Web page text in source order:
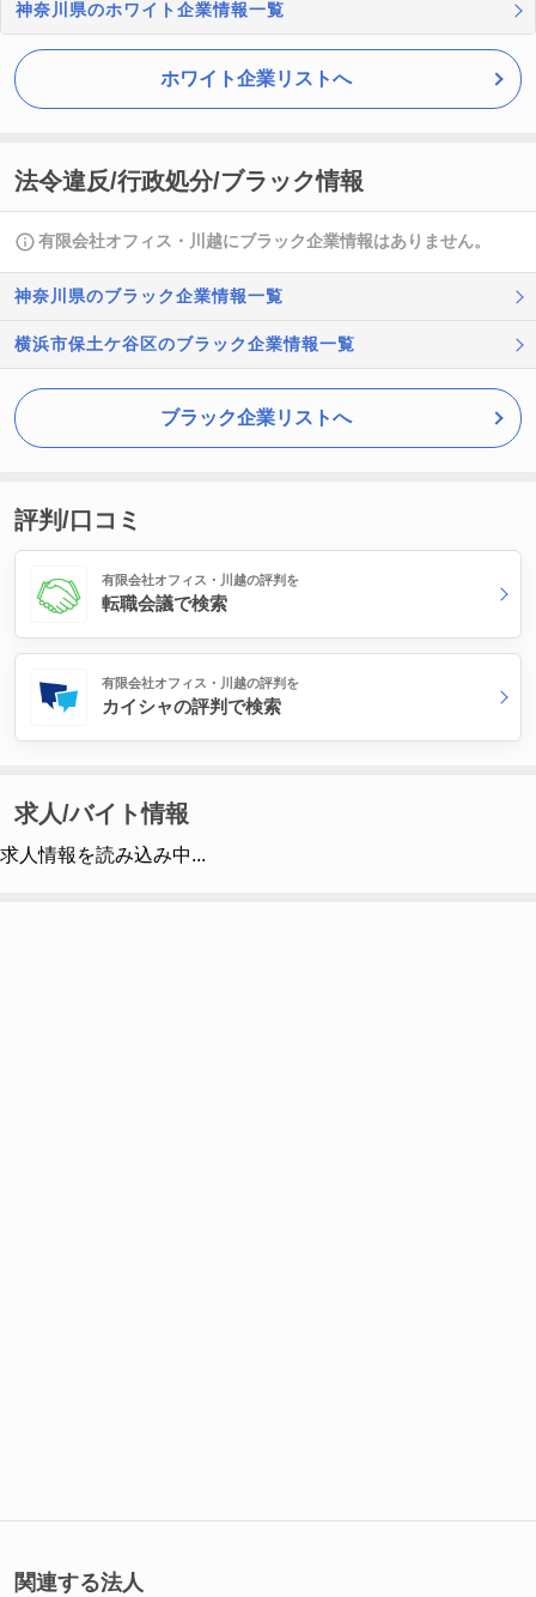
神奈川県のホワイト企業情報一覧
ホワイト企業リストへ
法令違反/行政処分/ブラック情報
有限会社オフィス・川越にブラック企業情報はありません。
神奈川県のブラック企業情報一覧
横浜市保土ケ谷区のブラック企業情報一覧
ブラック企業リストへ
評判/口コミ
有限会社オフィス・川越の評判を
転職会議で検索
有限会社オフィス・川越の評判を
カイシャの評判で検索
求人/バイト情報
求人情報を読み込み中...
関連する法人